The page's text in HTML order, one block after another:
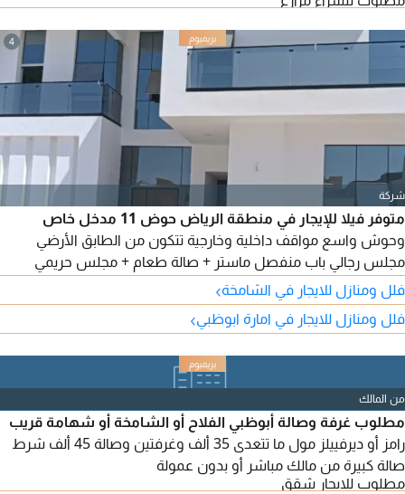
4
شركة
متوفر فيلا للإيجار في منطقة الرياض حوض 11 مدخل خاص
وحوش واسع مواقف داخلية وخارجية تتكون من الطابق الأرضي
مجلس رجالي باب منفصل ماستر + صالة طعام + مجلس حريمي
ماستر + صالة ماستر واسعه ويوجد لفت وغرفة خادمة ماستر ومطبخ
الطابق الثاني غرفة ماستر + دريسنج و2 غرفة ماستر وصالة ماستر
وواسعه
فلل ومنازل للايجار في الشامخة›
فلل ومنازل للايجار في امارة ابوظبي›
من المالك
مطلوب غرفة وصالة أبوظبي الفلاح أو الشامخة أو شهامة قريب
رامز أو ديرفييلز مول ما تتعدى 35 ألف وغرفتين وصالة 45 ألف شرط
صالة كبيرة من مالك مباشر أو بدون عمولة
مطلوب للايجار شقق